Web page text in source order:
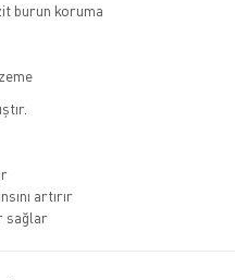
burun koruma
artırır
sağlar